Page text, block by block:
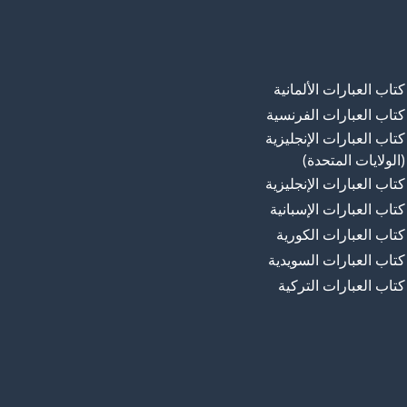
كتاب العبارات الألمانية
كتاب العبارات الفرنسية
كتاب العبارات الإنجليزية
(الولايات المتحدة)
كتاب العبارات الإنجليزية
كتاب العبارات الإسبانية
كتاب العبارات الكورية
كتاب العبارات السويدية
كتاب العبارات التركية